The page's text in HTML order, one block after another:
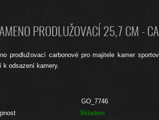
PRODLUŽOVACÍ 25,7 CM -
prodlužovací carbonové pro majitele kamer
k odsazení kamery.
GO_7746
Skladem